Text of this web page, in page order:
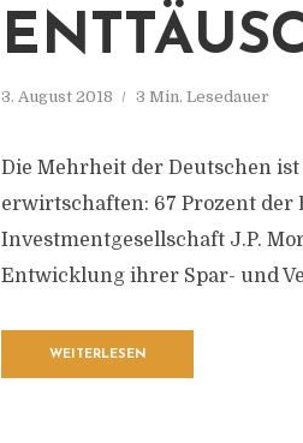
3. August 2018 3 Min. Lesedauer
Die Mehrheit der Deutschen
erwirtschaften: 67 Prozent der
Investmentgesellschaft J.P.
Entwicklung ihrer Spar- und
WEITERLESEN